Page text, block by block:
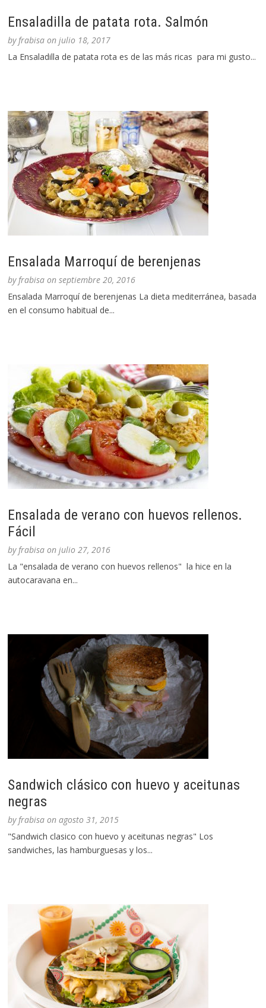
Ensaladilla de patata rota. Salmón
byfrabisa onjulio 18, 2017
La Ensaladilla de patata rota es de las más ricas para mi gusto...
Ensalada Marroquí de berenjenas
byfrabisa onseptiembre 20, 2016
Ensalada Marroquí de berenjenas La dieta mediterránea, basada
en el consumo habitual de...
Ensalada de verano con huevos rellenos.
Fácil
byfrabisa onjulio 27, 2016
La "ensalada de verano con huevos rellenos" la hice en la
autocaravana en...
Sandwich clásico con huevo y aceitunas
negras
byfrabisa onagosto 31, 2015
"Sandwich clasico con huevo y aceitunas negras" Los
sandwiches, las hamburguesas y los...